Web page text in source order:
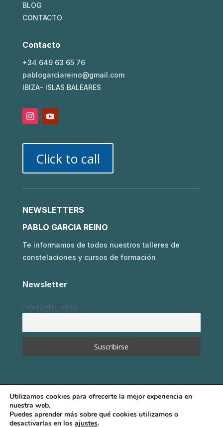
BLOG
CONTACTO
Contacto
+34 649 63 65 76
pablogarciareino@gmail.com
IBIZA- ISLAS BALEARES
Click to call
NEWSLETTERS
PABLO GARCIA REINO
Te informamos de todos nuestros talleres de
constelaciones y cursos de formación
Newsletter
Correo electrónico
Utilizamos cookies para ofrecerte la mejor experiencia en
nuestra web.
Puedes aprender más sobre qué cookies utilizamos o
desactivarlas en los ajustes.